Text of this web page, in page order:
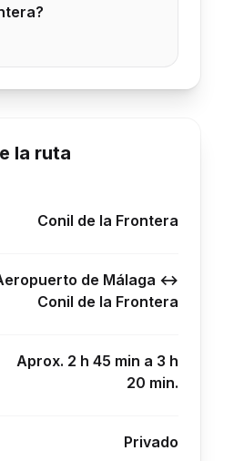
la ruta
Conil de la Frontera
de Málaga ↔
Conil de la Frontera
Aprox. 2 h 45 min a 3 h
20 min.
Privado